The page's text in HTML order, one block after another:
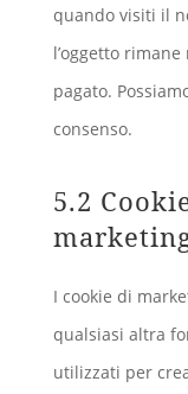
quando visiti il
l’oggetto
pagato.
consenso.
5.2
I cookie di
qualsiasi altra
utilizzati per